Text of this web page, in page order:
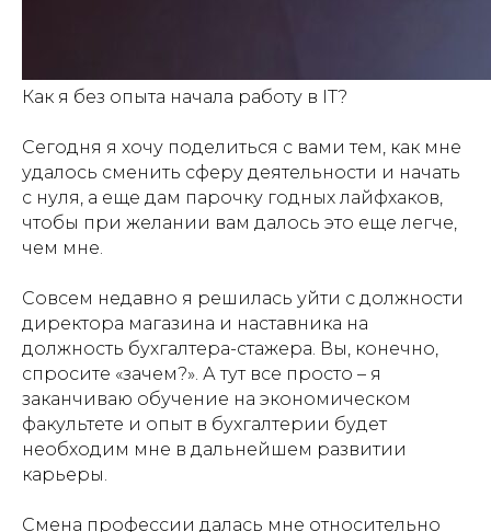
Как я без опыта начала работу в IT?
Сегодня я хочу поделиться с вами тем, как мне
удалось сменить сферу деятельности и начать
с нуля, а еще дам парочку годных лайфхаков,
чтобы при желании вам далось это еще легче,
чем мне.
Совсем недавно я решилась уйти с должности
директора магазина и наставника на
должность бухгалтера-стажера. Вы, конечно,
спросите «зачем?». А тут все просто – я
заканчиваю обучение на экономическом
факультете и опыт в бухгалтерии будет
необходим мне в дальнейшем развитии
карьеры.
Смена профессии далась мне относительно